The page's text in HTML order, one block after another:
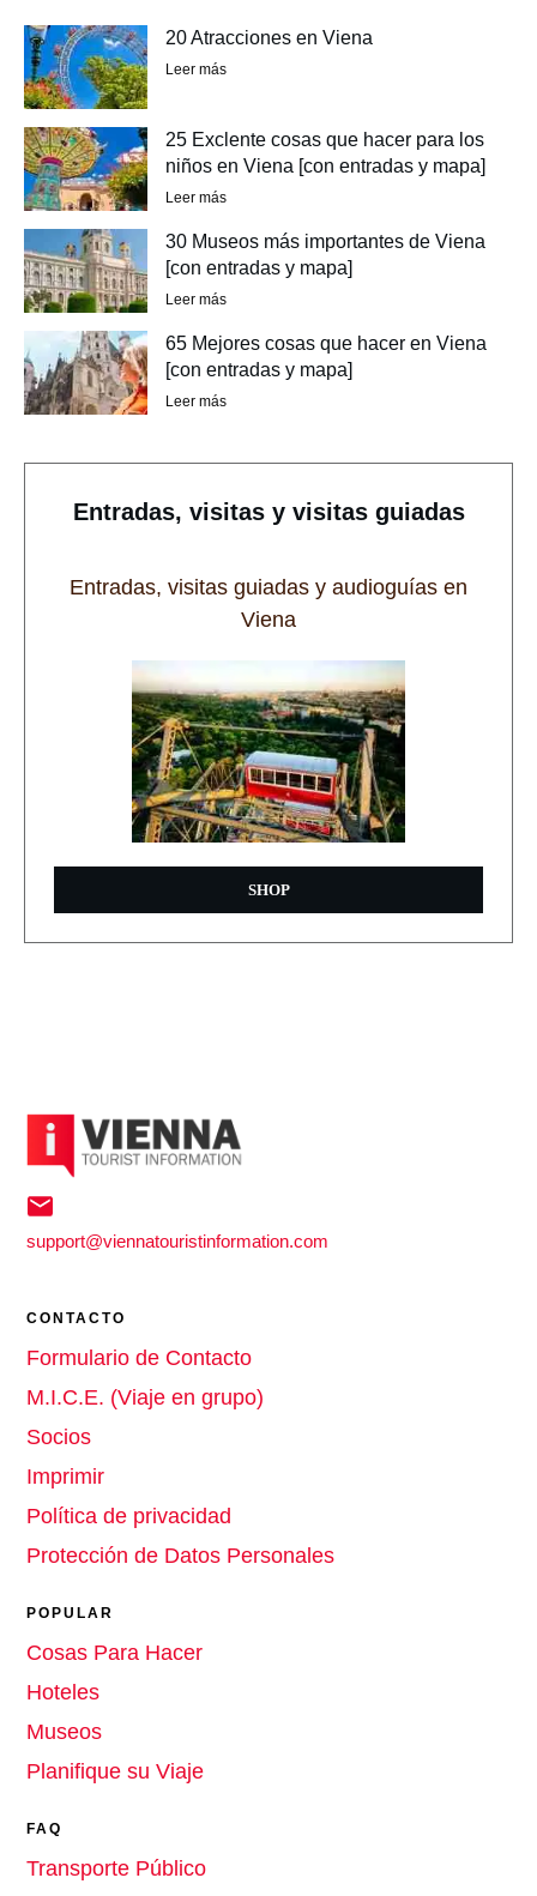
20 Atracciones en Viena
Leer más
25 Exclente cosas que hacer para los
niños en Viena [con entradas y mapa]
Leer más
30 Museos más importantes de Viena
[con entradas y mapa]
Leer más
65 Mejores cosas que hacer en Viena
[con entradas y mapa]
Leer más
Entradas, visitas y visitas guiadas
Entradas, visitas guiadas y audioguías en
Viena
SHOP
support@viennatouristinformation.com
CONTACTO
Formulario de Contacto
M.I.C.E. (Viaje en grupo)
Socios
Imprimir
Política de privacidad
Protección de Datos Personales
POPULAR
Cosas Para Hacer
Hoteles
Museos
Planifique su Viaje
FAQ
Transporte Público